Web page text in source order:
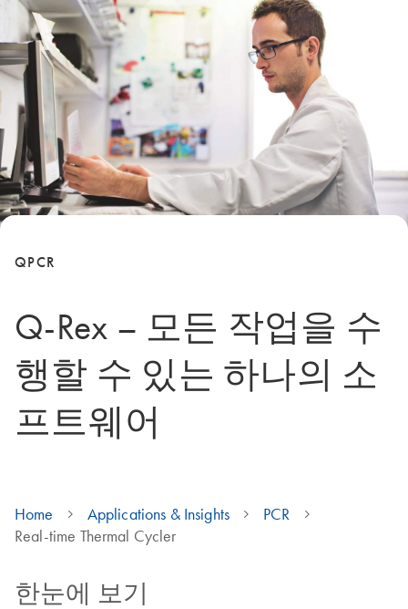
QPCR
Q-Rex – 모든 작업을 수
행할 수 있는 하나의 소
프트웨어
Home Applications & Insights
PCR
Real-time Thermal Cycler
한눈에 보기